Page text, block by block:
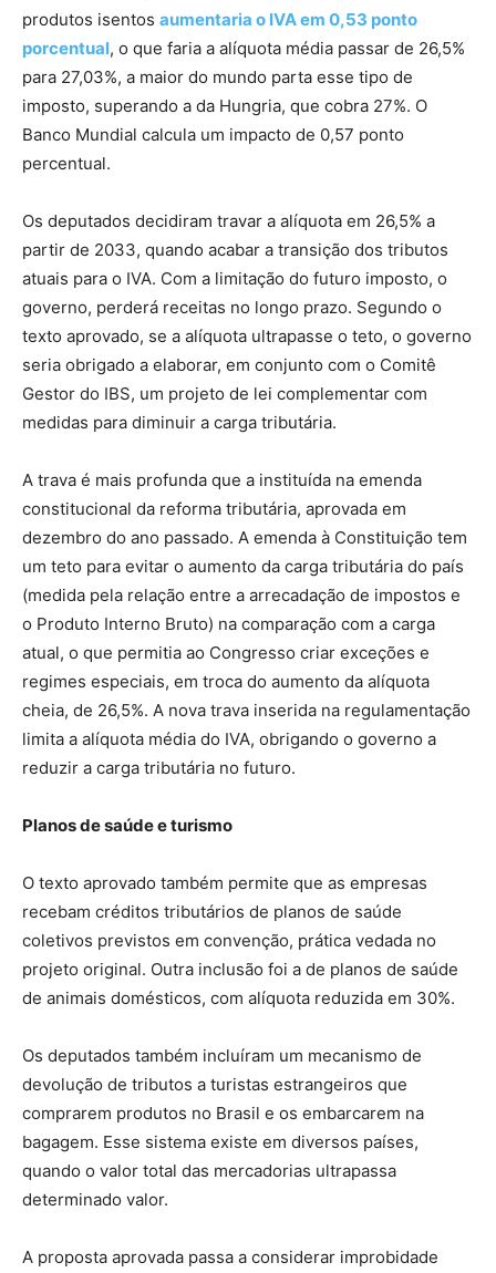
produtos isentos aumentaria o IVA em 0,53 ponto
porcentual, o que faria a alíquota média passar de 26,5%
para 27,03%, a maior do mundo parta esse tipo de
imposto, superando a da Hungria, que cobra 27%. O
Banco Mundial calcula um impacto de 0,57 ponto
percentual.
Os deputados decidiram travar a alíquota em 26,5% a
partir de 2033, quando acabar a transição dos tributos
atuais para o IVA. Com a limitação do futuro imposto, o
governo, perderá receitas no longo prazo. Segundo o
texto aprovado, se a alíquota ultrapasse o teto, o governo
seria obrigado a elaborar, em conjunto com o Comitê
Gestor do IBS, um projeto de lei complementar com
medidas para diminuir a carga tributária.
A trava é mais profunda que a instituída na emenda
constitucional da reforma tributária, aprovada em
dezembro do ano passado. A emenda à Constituição tem
um teto para evitar o aumento da carga tributária do país
(medida pela relação entre a arrecadação de impostos e
o Produto Interno Bruto) na comparação com a carga
atual, o que permitia ao Congresso criar exceções e
regimes especiais, em troca do aumento da alíquota
cheia, de 26,5%. A nova trava inserida na regulamentação
limita a alíquota média do IVA, obrigando o governo a
reduzir a carga tributária no futuro.
Planos de saúde e turismo
O texto aprovado também permite que as empresas
recebam créditos tributários de planos de saúde
coletivos previstos em convenção, prática vedada no
projeto original. Outra inclusão foi a de planos de saúde
de animais domésticos, com alíquota reduzida em 30%.
Os deputados também incluíram um mecanismo de
devolução de tributos a turistas estrangeiros que
comprarem produtos no Brasil e os embarcarem na
bagagem. Esse sistema existe em diversos países,
quando o valor total das mercadorias ultrapassa
determinado valor.
A proposta aprovada passa a considerar improbidade